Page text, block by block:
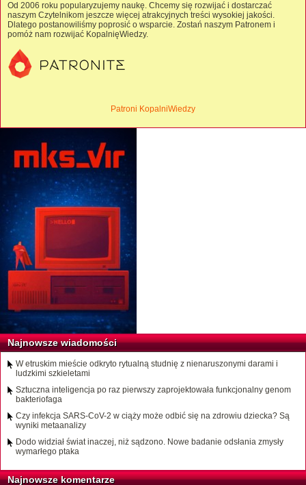
Od 2006 roku popularyzujemy naukę. Chcemy się rozwijać i dostarczać
naszym Czytelnikom jeszcze więcej atrakcyjnych treści wysokiej jakości.
Dlatego postanowiliśmy poprosić o wsparcie. Zostań naszym Patronem i
pomóż nam rozwijać KopalnięWiedzy.
Patroni KopalniWiedzy
Najnowsze wiadomości
W etruskim mieście odkryto rytualną studnię z nienaruszonymi darami i
ludzkimi szkieletami
Sztuczna inteligencja po raz pierwszy zaprojektowała funkcjonalny genom
bakteriofaga
Czy infekcja SARS-CoV-2 w ciąży może odbić się na zdrowiu dziecka? Są
wyniki metaanalizy
Dodo widział świat inaczej, niż sądzono. Nowe badanie odsłania zmysły
wymarłego ptaka
Najnowsze komentarze